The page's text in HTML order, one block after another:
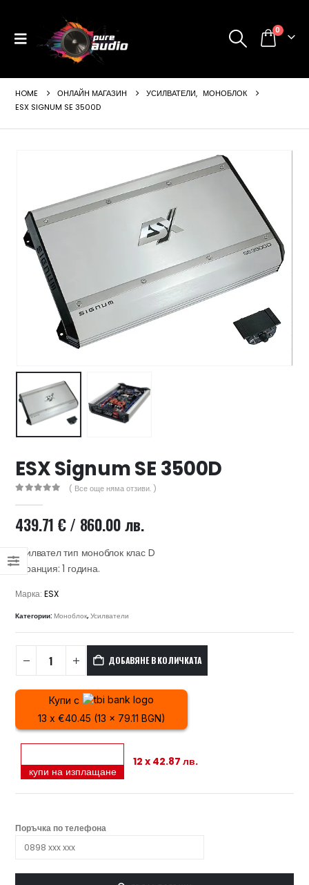
0
HOME ОНЛАЙН МАГАЗИН УСИЛВАТЕЛИ, МОНОБЛОК
ESX SIGNUM SE 3500D
ESX Signum SE 3500D
( Все още няма отзиви. )
439.71 €/ 860.00 лв.
Усилвател тип моноблок клас D
Гаранция: 1 година.
Марка:ESX
Категории:Моноблок,Усилватели
ДОБАВЯНЕ В КОЛИЧКАТА
Купи с
13 x €40.45 (13 x 79.11 BGN)
купи на изплащане
12 x 42.87 лв.
Поръчка по телефона
лв..